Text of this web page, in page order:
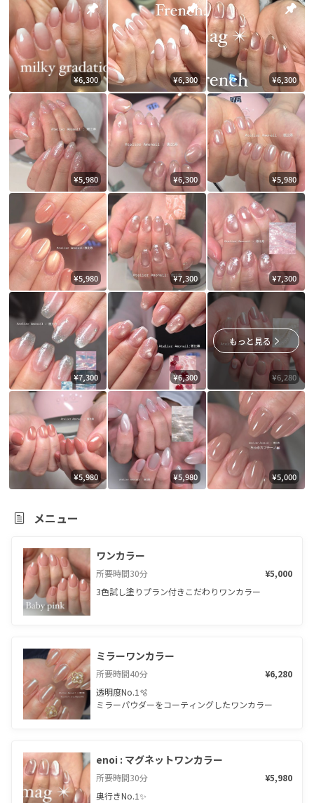
¥6,300 ¥6,300 ¥6,300
¥5,980 ¥6,300 ¥5,980
¥5,980 ¥7,300 ¥7,300
¥7,300 ¥6,300 ¥6,280
もっと見る
¥5,980 ¥5,980 ¥5,000
メニュー
ワンカラー
所要時間30分
¥5,000
3色試し塗りプラン付きこだわりワンカラー
ミラーワンカラー
所要時間40分
¥6,280
透明度No.1🫧
ミラーパウダーをコーティングしたワンカラー
enoi : マグネットワンカラー
所要時間30分
¥5,980
奥行きNo.1✨